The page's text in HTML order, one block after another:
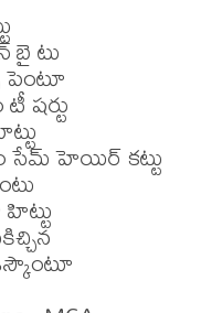
టు
షర్టు
హెయిర్ కట్టు